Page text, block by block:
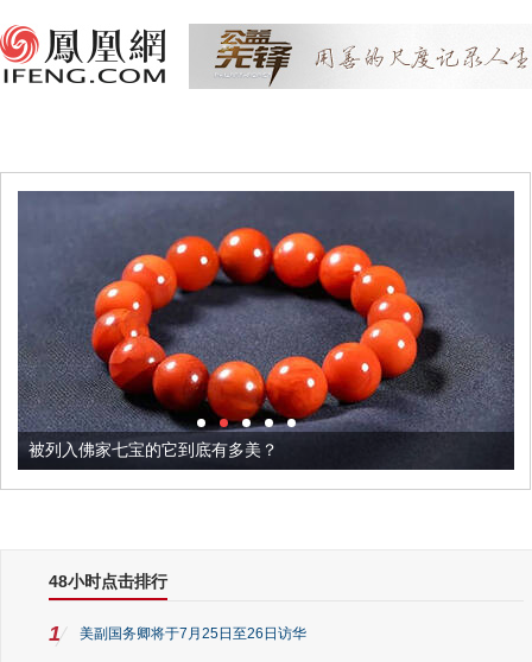
被列入佛家七宝的它到底有多美？
48小时点击排行
1 美副国务卿将于7月25日至26日访华